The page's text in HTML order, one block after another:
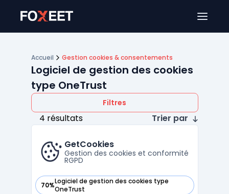
Accueil Gestion cookies & consentements
Logiciel de gestion des cookies
type OneTrust
Filtres
4 résultats Trier par
GetCookies
Gestion des cookies et conformité
RGPD
70%Logiciel de gestion des cookies type
OneTrust
— voir GetCookies dans cette catégorie